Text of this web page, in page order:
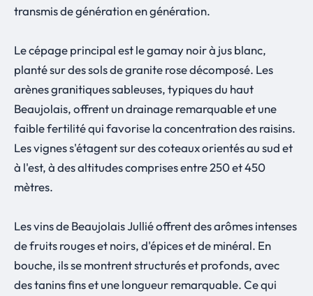
transmis de génération en génération.
Le cépage principal est le gamay noir à jus blanc,
planté sur des sols de granite rose décomposé. Les
arènes granitiques sableuses, typiques du haut
Beaujolais, offrent un drainage remarquable et une
faible fertilité qui favorise la concentration des raisins.
Les vignes s'étagent sur des coteaux orientés au sud et
à l'est, à des altitudes comprises entre 250 et 450
mètres.
Les vins de Beaujolais Jullié offrent des arômes intenses
de fruits rouges et noirs, d'épices et de minéral. En
bouche, ils se montrent structurés et profonds, avec
des tanins fins et une longueur remarquable. Ce qui